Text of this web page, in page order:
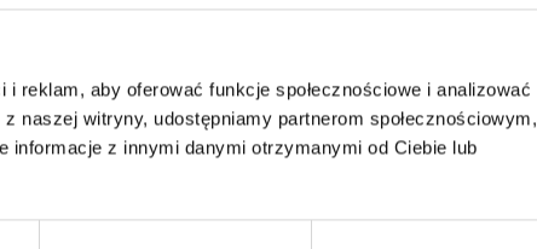
reklam, aby oferować funkcje społecznościowe i analizować
naszej witryny, udostępniamy partnerom społecznościowym,
informacje z innymi danymi otrzymanymi od Ciebie lub